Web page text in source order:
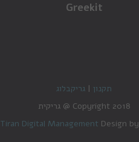
Greekit
תקנון | גריקבלוג
Copyright 2018 @ גריקית
Tiran Digital Management Design by